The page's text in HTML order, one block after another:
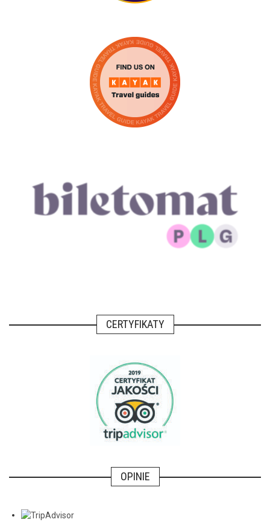
CERTYFIKATY
OPINIE